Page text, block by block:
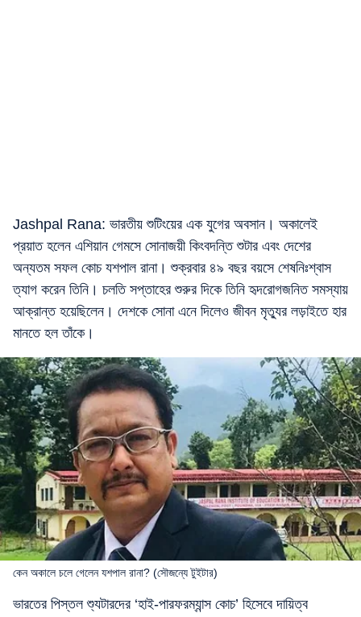
Jashpal Rana: ভারতীয় শুটিংয়ের এক যুগের অবসান। অকালেই
প্রয়াত হলেন এশিয়ান গেমসে সোনাজয়ী কিংবদন্তি শুটার এবং দেশের
অন্যতম সফল কোচ যশপাল রানা। শুক্রবার ৪৯ বছর বয়সে শেষনিঃশ্বাস
ত্যাগ করেন তিনি। চলতি সপ্তাহের শুরুর দিকে তিনি হৃদরোগজনিত সমস্যায়
আক্রান্ত হয়েছিলেন। দেশকে সোনা এনে দিলেও জীবন মৃত্যুর লড়াইতে হার
মানতে হল তাঁকে।
কেন অকালে চলে গেলেন যশপাল রানা? (সৌজন্যে টুইটার)
ভারতের পিস্তল শ্যুটারদের ‘হাই-পারফরম্যান্স কোচ’ হিসেবে দায়িত্ব